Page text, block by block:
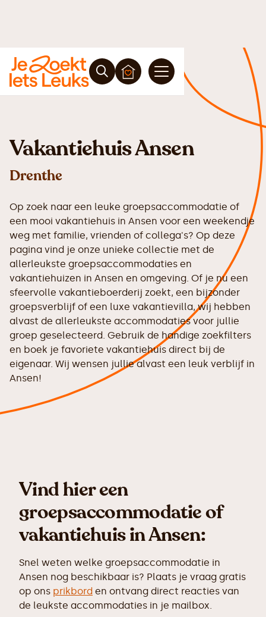
Vakantiehuis Ansen
Drenthe
Op zoek naar een leuke groepsaccommodatie of
een mooi vakantiehuis in Ansen voor een weekendje
weg met familie, vrienden of collega's? Op deze
pagina vind je onze unieke collectie met de
allerleukste groepsaccommodaties en
vakantiehuizen in Ansen en omgeving. Of je nu een
sfeervolle vakantieboerderij zoekt, een bijzonder
groepsverblijf of een luxe vakantievilla, wij hebben
alvast de allerleukste accommodaties voor jullie
groep geselecteerd. Gebruik de handige zoekfilters
en boek je favoriete vakantiehuis direct bij de
eigenaar. Wij wensen jullie alvast een leuk verblijf in
Ansen!
Vind hier een
groepsaccommodatie of
vakantiehuis in Ansen:
Snel weten welke groepsaccommodatie in
Ansen nog beschikbaar is? Plaats je vraag gratis
op ons prikbord en ontvang direct reacties van
de leukste accommodaties in je mailbox.